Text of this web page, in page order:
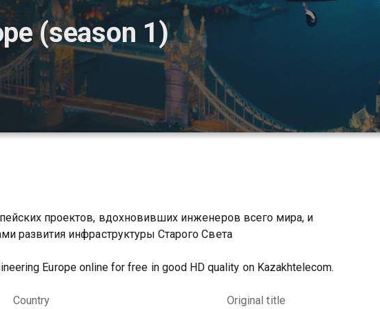
(season 1)
проектов, вдохновивших инженеров всего мира, и
развития инфраструктуры Старого Света
Europe online for free in good HD quality on Kazakhtelecom.
Country Original title